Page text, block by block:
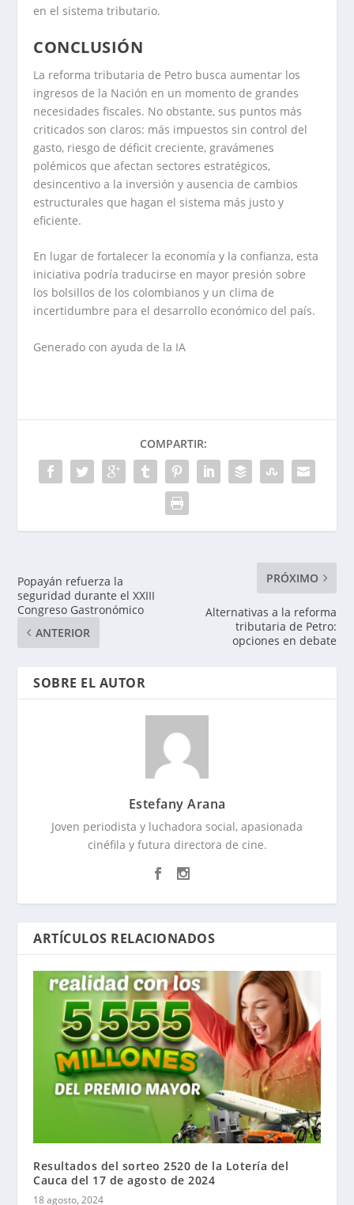
en el sistema tributario.
CONCLUSIÓN
La reforma tributaria de Petro busca aumentar los
ingresos de la Nación en un momento de grandes
necesidades fiscales. No obstante, sus puntos más
criticados son claros: más impuestos sin control del
gasto, riesgo de déficit creciente, gravámenes
polémicos que afectan sectores estratégicos,
desincentivo a la inversión y ausencia de cambios
estructurales que hagan el sistema más justo y
eficiente.
En lugar de fortalecer la economía y la confianza, esta
iniciativa podría traducirse en mayor presión sobre
los bolsillos de los colombianos y un clima de
incertidumbre para el desarrollo económico del país.
Generado con ayuda de la IA
COMPARTIR:
Popayán refuerza la
seguridad durante el XXIII
Congreso Gastronómico
ANTERIOR
PRÓXIMO
Alternativas a la reforma
tributaria de Petro:
opciones en debate
SOBRE EL AUTOR
Estefany Arana
Joven periodista y luchadora social, apasionada
cinéfila y futura directora de cine.
ARTÍCULOS RELACIONADOS
Resultados del sorteo 2520 de la Lotería del
Cauca del 17 de agosto de 2024
18 agosto, 2024